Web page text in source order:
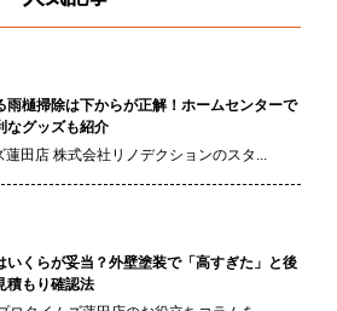
雨樋掃除は下からが正解！ホームセンターで
なグッズも紹介
田店 株式会社リノデクションのスタ...
いくらが妥当？外壁塗装で「高すぎた」と後
積もり確認法